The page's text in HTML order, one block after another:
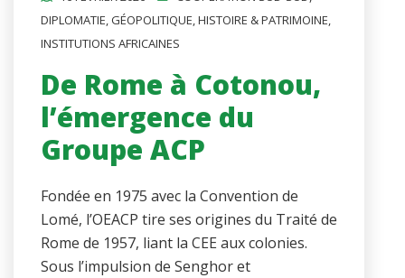
DIPLOMATIE,GÉOPOLITIQUE,HISTOIRE & PATRIMOINE,
INSTITUTIONS AFRICAINES
De Rome à Cotonou,
l’émergence du
Groupe ACP
Fondée en 1975 avec la Convention de
Lomé, l’OEACP tire ses origines du Traité de
Rome de 1957, liant la CEE aux colonies.
Sous l’impulsion de Senghor et